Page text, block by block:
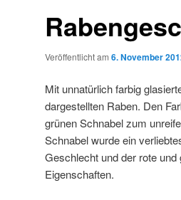
Veröffentlicht am 6. November
Mit unnatürlich farbig
dargestellten Raben. Den
grünen Schnabel zum
Schnabel wurde ein
Geschlecht und der rote
Eigenschaften.